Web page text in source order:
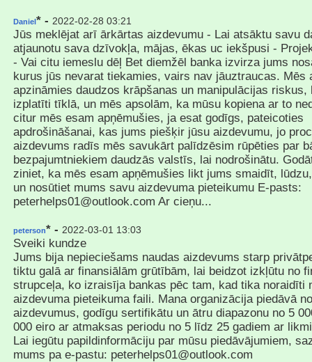
Daniel* - 2022-02-28 03:21
Jūs meklējat arī ārkārtas aizdevumu - Lai atsāktu savu
atjaunotu sava dzīvokļa, mājas, ēkas uc iekšpusi -
- Vai citu iemeslu dēļ Bet diemžēl banka izvirza jums
kurus jūs nevarat tiekamies, vairs nav jāuztraucas. Mēs
apzināmies daudzos krāpšanas un manipulācijas riskus,
izplatīti tīklā, un mēs apsolām, ka mūsu kopiena ar to
citur mēs esam apņēmušies, ja esat godīgs, pateicoties
apdrošināšanai, kas jums piešķir jūsu aizdevumu, jo
aizdevums radīs mēs savukārt palīdzēsim rūpēties par
bezpajumtniekiem daudzās valstīs, lai nodrošinātu.
ziniet, ka mēs esam apņēmušies likt jums smaidīt,
un nosūtiet mums savu aizdevuma pieteikumu E-pasts:
peterhelps01@outlook.com Ar cieņu...
peterson* - 2022-03-01 13:03
Sveiki kundze
Jums bija nepieciešams naudas aizdevums starp
tiktu galā ar finansiālām grūtībām, lai beidzot izkļūtu no
strupceļa, ko izraisīja bankas pēc tam, kad tika noraidīti
aizdevuma pieteikuma faili. Mana organizācija piedāvā
aizdevumus, godīgu sertifikātu un ātru diapazonu no 5
000 eiro ar atmaksas periodu no 5 līdz 25 gadiem ar
Lai iegūtu papildinformāciju par mūsu piedāvājumiem,
mums pa e-pastu: peterhelps01@outlook.com